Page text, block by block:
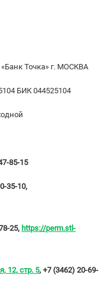
Точка» г. МОСКВА
БИК 044525104
85-15
35-10,
25, https://perm.stl-
12, стр. 5, +7 (3462) 20-69-